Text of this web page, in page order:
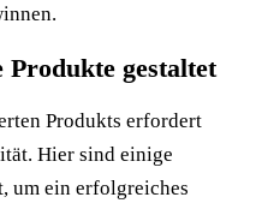
gestaltet
Produkts erfordert
Hier sind einige
um ein erfolgreiches